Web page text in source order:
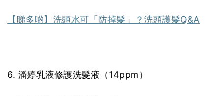
【睇多啲】洗頭水可「防掉髮」？洗頭護髮Q&A
6. 潘婷乳液修護洗髮液（14ppm）